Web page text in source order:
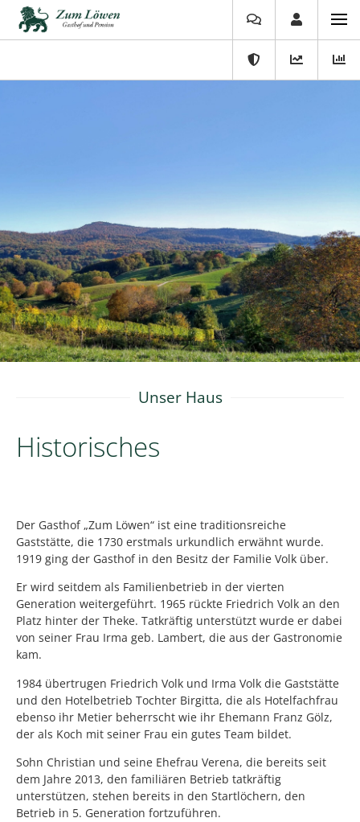
Unser Haus
Historisches
Der Gasthof „Zum Löwen“ ist eine traditionsreiche
Gaststätte, die 1730 erstmals urkundlich erwähnt wurde.
1919 ging der Gasthof in den Besitz der Familie Volk über.
Er wird seitdem als Familienbetrieb in der vierten
Generation weitergeführt. 1965 rückte Friedrich Volk an den
Platz hinter der Theke. Tatkräftig unterstützt wurde er dabei
von seiner Frau Irma geb. Lambert, die aus der Gastronomie
kam.
1984 übertrugen Friedrich Volk und Irma Volk die Gaststätte
und den Hotelbetrieb Tochter Birgitta, die als Hotelfachfrau
ebenso ihr Metier beherrscht wie ihr Ehemann Franz Gölz,
der als Koch mit seiner Frau ein gutes Team bildet.
Sohn Christian und seine Ehefrau Verena, die bereits seit
dem Jahre 2013, den familiären Betrieb tatkräftig
unterstützen, stehen bereits in den Startlöchern, den
Betrieb in 5. Generation fortzuführen.